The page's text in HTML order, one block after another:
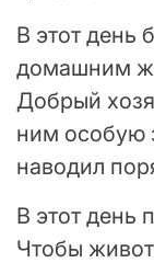
В этот день
домашним
Добрый
ним особую
наводил
В этот день
Чтобы